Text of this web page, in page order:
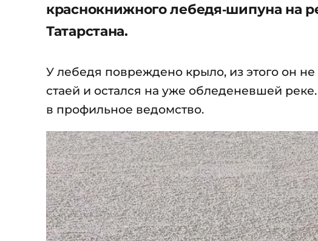
краснокнижного лебедя‑шипуна на
Татарстана.
У лебедя повреждено крыло, из этого он не
стаей и остался на уже обледеневшей
в профильное ведомство.